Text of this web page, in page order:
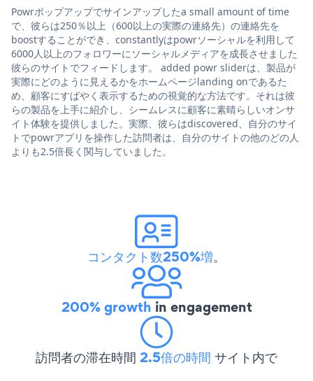
Powrポップアップでサインアップしたa small amount of time
で、彼らは250％以上（600以上の実際の連絡先）の連絡先を
boostすることができ、constantlyはpowrソーシャルを利用して
6000人以上のフォロワーにソーシャルメディアを成長させました
彼らのサイトでフィードします。 added powr sliderは、製品が
実際にどのように見えるかをホームページlanding onであるた
め、顧客にすばやく表示するための視覚的な方法です。それは彼
らの製品を上手に紹介し、シームレスに顧客に素晴らしいオンサ
イト体験を提供しました。実際、彼らはdiscovered、自分のサイ
トでpowrアプリを操作した訪問者は、自分のサイトの他のどの人
よりも2.5倍長く関与していました。
コンタクト数250%増。
200% growth in engagement
訪問者の滞在時間 2.5倍の時間 サイト内で